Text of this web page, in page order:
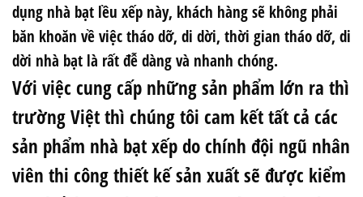
dụng nhà bạt lều xếp này, khách hàng sẽ không phải
băn khoăn về việc tháo dỡ, di dời, thời gian tháo dỡ, di
dời nhà bạt là rất đễ dàng và nhanh chóng.
Với việc cung cấp những sản phẩm lớn ra thì
trường Việt thì chúng tôi cam kết tất cả các
sản phẩm nhà bạt xếpdo chính đội ngũ nhân
viên thi công thiết kế sản xuất sẽ được kiểm